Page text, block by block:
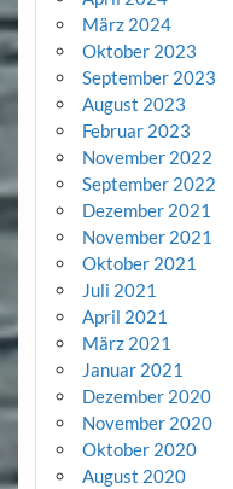
März 2024
Oktober 2023
September 2023
August 2023
Februar 2023
November 2022
September 2022
Dezember 2021
November 2021
Oktober 2021
Juli 2021
April 2021
März 2021
Januar 2021
Dezember 2020
November 2020
Oktober 2020
August 2020